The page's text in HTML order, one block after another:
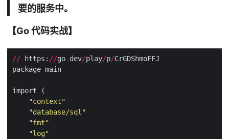
要的服务中。
【Go 代码实战】
// https: //go. dev/play/p/
"context"
"database/sql"
"fmt"
"log"